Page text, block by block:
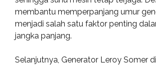
membantu memperpanjang umur
menjadi salah satu faktor penting
jangka panjang.
Selanjutnya, Generator Leroy Somer